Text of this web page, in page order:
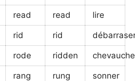
read read lire
rid rid
rode ridden
rang rung sonner